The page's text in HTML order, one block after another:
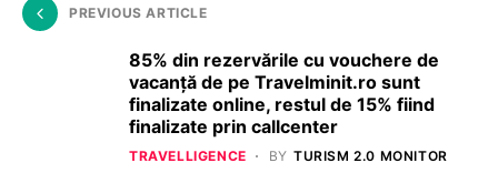
PREVIOUS ARTICLE
85% din rezervările cu vouchere de
vacanță de pe Travelminit.ro sunt
finalizate online, restul de 15% fiind
finalizate prin callcenter
TRAVELLIGENCE BY TURISM 2.0 MONITOR